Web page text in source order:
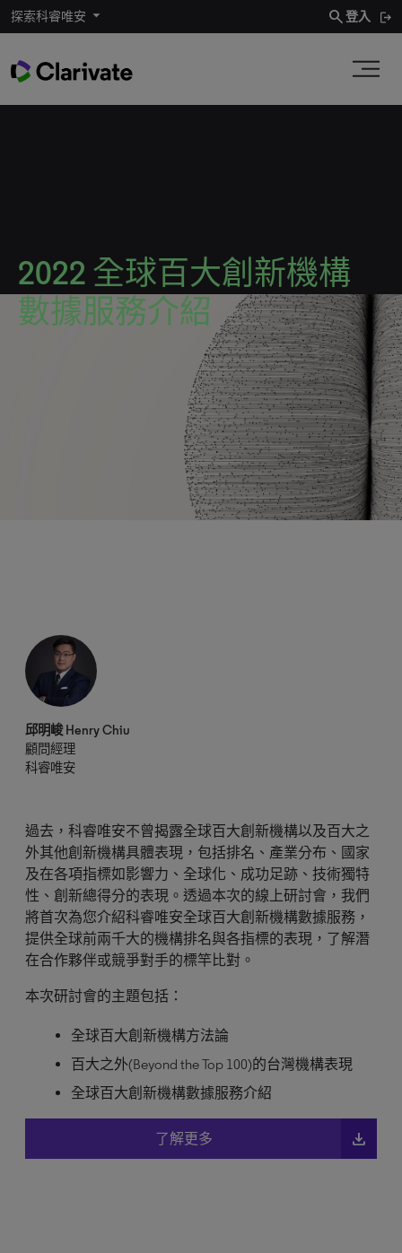
探索科睿唯安 search登入
2022 全球百大創新機構
數據服務介紹
邱明峻 Henry Chiu
顧問經理
科睿唯安
過去，科睿唯安不曾揭露全球百大創新機構以及百大之
外其他創新機構具體表現，包括排名、產業分布、國家
及在各項指標如影響力、全球化、成功足跡、技術獨特
性、創新總得分的表現。透過本次的線上研討會，我們
將首次為您介紹科睿唯安全球百大創新機構數據服務，
提供全球前兩千大的機構排名與各指標的表現，了解潛
在合作夥伴或競爭對手的標竿比對。
本次研討會的主題包括：
全球百大創新機構方法論
百大之外(Beyond the Top 100)的台灣機構表現
全球百大創新機構數據服務介紹
了解更多 file_download